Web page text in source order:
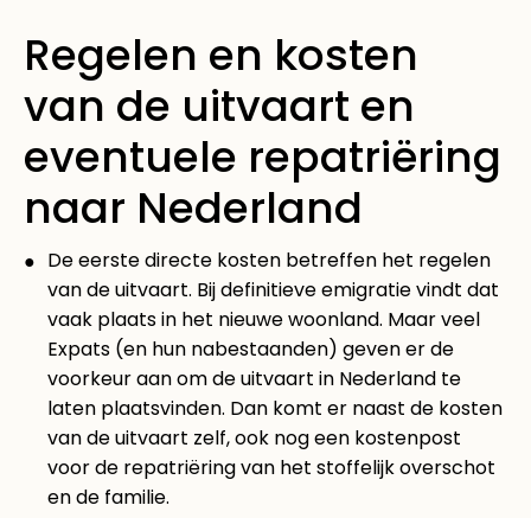
Regelen en kosten
van de uitvaart en
eventuele repatriëring
naar Nederland
De eerste directe kosten betreffen het regelen
van de uitvaart. Bij definitieve emigratie vindt dat
vaak plaats in het nieuwe woonland. Maar veel
Expats (en hun nabestaanden) geven er de
voorkeur aan om de uitvaart in Nederland te
laten plaatsvinden. Dan komt er naast de kosten
van de uitvaart zelf, ook nog een kostenpost
voor de repatriëring van het stoffelijk overschot
en de familie.